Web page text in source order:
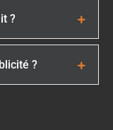
?
?